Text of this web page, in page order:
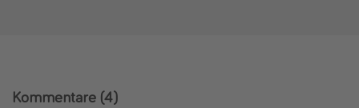
Kommentare (4)